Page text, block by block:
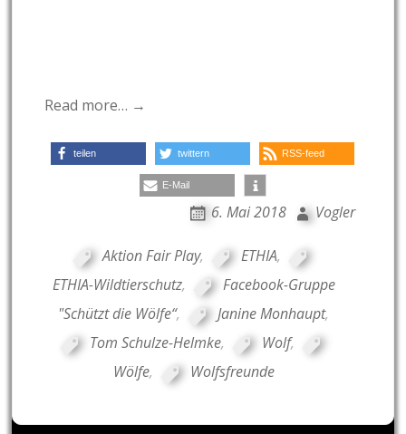
Read more… →
teilen twittern RSS-feed
E-Mail
6. Mai 2018 Vogler
Aktion Fair Play, ETHIA,
ETHIA-Wildtierschutz,
Facebook-Gruppe
"Schützt die Wölfe“, Janine Monhaupt,
Tom Schulze-Helmke, Wolf,
Wölfe, Wolfsfreunde